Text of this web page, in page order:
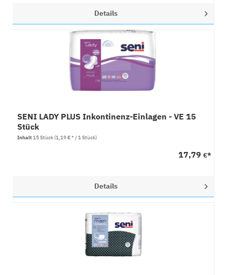
Details
SENI LADY PLUS Inkontinenz-Einlagen - VE 15
Stück
Inhalt15 Stück(1,19 € * / 1 Stück)
17,79 €*
Details